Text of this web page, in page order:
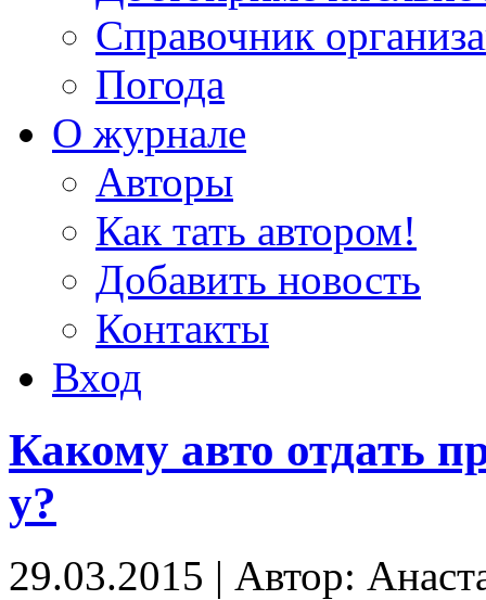
Справочник
Погода
О журнале
Авторы
Как тать автором!
Добавить новость
Контакты
Вход
Какому авто отдать
у?
29.03.2015 | Автор: